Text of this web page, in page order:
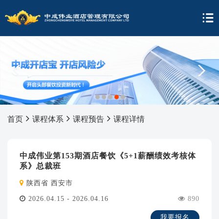
1 2 3 4 5
首页
课程体系 课程预告 课程详情
中成伟业第153期酒店餐饮《5+1薪酬绩效考核体
系》总裁班
陕西省 西安市
2026.04.15 - 2026.04.16 890
我要报名